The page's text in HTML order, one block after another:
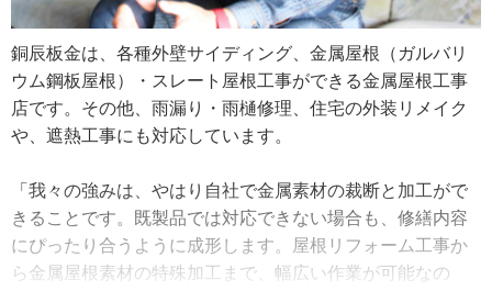
を組んでボーカルをしていましたね。高校時代は軽音部で
て。今でもカラオケは大好きです」
日に焼けて生き生きとした表情、そしてがっちりとした肩
と腕。その外見からは、虚弱体質だった昔の面影はありま
せん。また、中学高校と音楽活動に熱心だった齋藤さん。
う問いに、「歌や音楽への夢は全くありませんでした。中
学生の時から、父の仕事を継ぐ気でいたんです。高校の進
路相談の三者面談の時、先生の前で親が私に『進路？うち
の会社を継ぐんでしょう？』と当たり前のように話したの
銅辰板金は、各種外壁サイディング、金属屋根（ガルバリ
ウム鋼板屋根）・スレート屋根工事ができる金属屋根工事
店です。その他、雨漏り・雨樋修理、住宅の外装リメイク
や、遮熱工事にも対応しています。
「我々の強みは、やはり自社で金属素材の裁断と加工がで
きることです。既製品では対応できない場合も、修繕内容
にぴったり合うように成形します。屋根リフォーム工事か
ら金属屋根素材の特殊加工まで、幅広い作業が可能なの